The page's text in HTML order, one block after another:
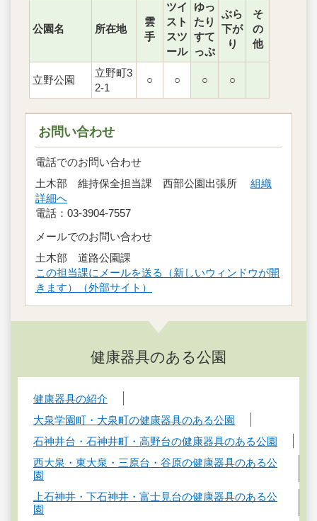
公園名 所在地
雲
手
ツイ
スト
スツ
ール
ゆっ
たり
すて
っぷ
ぶら
下が
り
そ
の
他
立野公園
立野町3
2-1
○ ○ ○ ○
お問い合わせ
電話でのお問い合わせ
土木部 維持保全担当課 西部公園出張所 組織
詳細へ
電話：03-3904-7557
メールでのお問い合わせ
土木部 道路公園課
この担当課にメールを送る（新しいウィンドウが開
きます）（外部サイト）
健康器具のある公園
健康器具の紹介
大泉学園町・大泉町の健康器具のある公園
石神井台・石神井町・高野台の健康器具のある公園
西大泉・東大泉・三原台・谷原の健康器具のある公
園
上石神井・下石神井・富士見台の健康器具のある公
園